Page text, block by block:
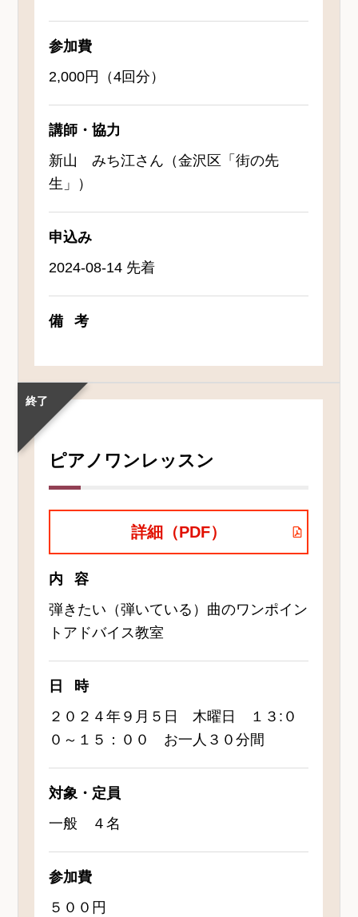
参加費
2,000円（4回分）
講師・協力
新山 みち江さん（金沢区「街の先
生」）
申込み
2024-08-14 先着
備考
終了
ピアノワンレッスン
詳細（PDF）
内容
弾きたい（弾いている）曲のワンポイン
トアドバイス教室
日時
２０２４年９月５日 木曜日 １３:０
０～１５：００ お一人３０分間
対象・定員
一般 ４名
参加費
５００円